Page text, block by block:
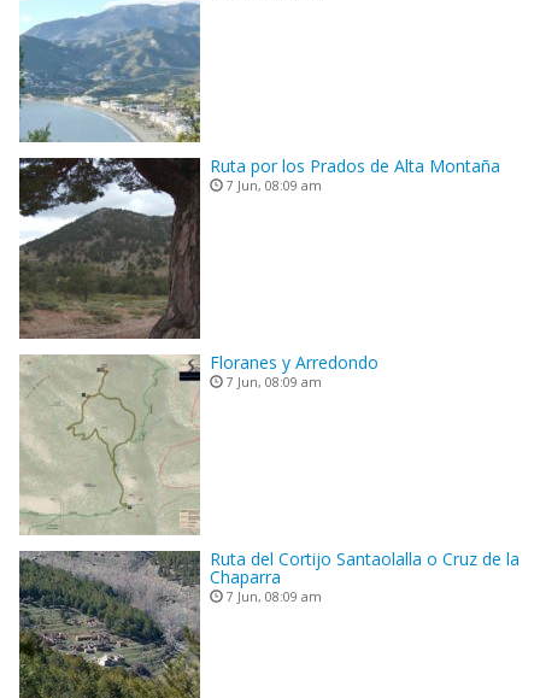
Ruta por los Prados de Alta Montaña
7 Jun, 08:09 am
Floranes y Arredondo
7 Jun, 08:09 am
Ruta del Cortijo Santaolalla o Cruz de la
Chaparra
7 Jun, 08:09 am